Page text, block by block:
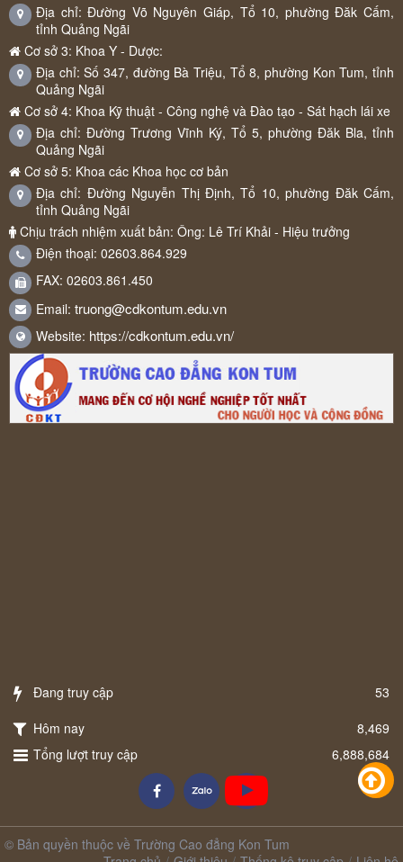
Địa chỉ: Đường Võ Nguyên Giáp, Tổ 10, phường Đăk Cấm,
tỉnh Quảng Ngãi
Cơ sở 3: Khoa Y - Dược:
Địa chỉ: Số 347, đường Bà Triệu, Tổ 8, phường Kon Tum, tỉnh
Quảng Ngãi
Cơ sở 4: Khoa Kỹ thuật - Công nghệ và Đào tạo - Sát hạch lái xe
Địa chỉ: Đường Trương Vĩnh Ký, Tổ 5, phường Đăk Bla, tỉnh
Quảng Ngãi
Cơ sở 5: Khoa các Khoa học cơ bản
Địa chỉ: Đường Nguyễn Thị Định, Tổ 10, phường Đăk Cấm,
tỉnh Quảng Ngãi
Chịu trách nhiệm xuất bản: Ông: Lê Trí Khải - Hiệu trưởng
Điện thoại: 02603.864.929
FAX: 02603.861.450
Email: truong@cdkontum.edu.vn
Website: https://cdkontum.edu.vn/
Đang truy cập
53
Hôm nay
8,469
Tổng lượt truy cập
6,888,684
© Bản quyền thuộc về Trường Cao đẳng Kon Tum